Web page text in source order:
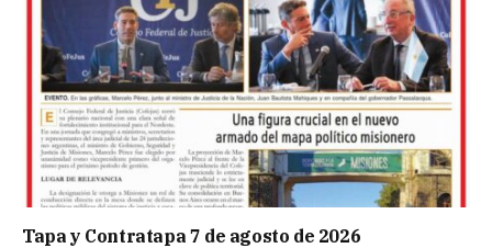
Tapa y Contratapa 7 de agosto de 2026